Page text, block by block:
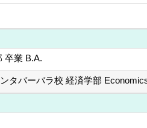
卒業 B.A.
タバーバラ校 経済学部